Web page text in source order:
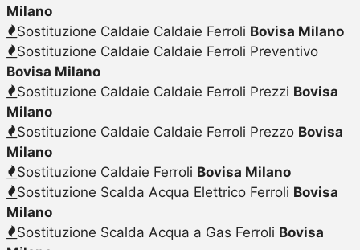
Milano
Sostituzione Caldaie Caldaie Ferroli Bovisa Milano
Sostituzione Caldaie Caldaie Ferroli Preventivo
Bovisa Milano
Sostituzione Caldaie Caldaie Ferroli Prezzi Bovisa
Milano
Sostituzione Caldaie Caldaie Ferroli Prezzo Bovisa
Milano
Sostituzione Caldaie Ferroli Bovisa Milano
Sostituzione Scalda Acqua Elettrico Ferroli Bovisa
Milano
Sostituzione Scalda Acqua a Gas Ferroli Bovisa